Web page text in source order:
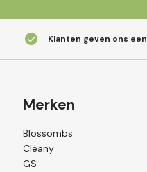
Klanten geven ons een
Merken
Blossombs
Cleany
GS